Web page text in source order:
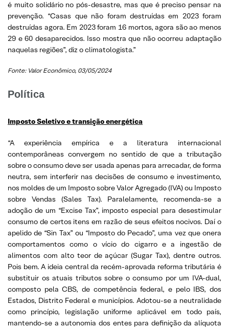
é muito solidário no pós-desastre, mas que é preciso pensar na
prevenção. “Casas que não foram destruídas em 2023 foram
destruídas agora. Em 2023 foram 16 mortos, agora são ao menos
29 e 60 desaparecidos. Isso mostra que não ocorreu adaptação
naquelas regiões”, diz o climatologista.”
Fonte: Valor Econômico, 03/05/2024
Política
Imposto Seletivo e transição energética
“A experiência empírica e a literatura internacional
contemporâneas convergem no sentido de que a tributação
sobre o consumo deve ser usada apenas para arrecadar, de forma
neutra, sem interferir nas decisões de consumo e investimento,
nos moldes de um Imposto sobre Valor Agregado (IVA) ou Imposto
sobre Vendas (Sales Tax). Paralelamente, recomenda-se a
adoção de um “Excise Tax”, imposto especial para desestimular
consumo de certos itens em razão de seus efeitos nocivos. Daí o
apelido de “Sin Tax” ou “Imposto do Pecado”, uma vez que onera
comportamentos como o vício do cigarro e a ingestão de
alimentos com alto teor de açúcar (Sugar Tax), dentre outros.
Pois bem. A ideia central da recém-aprovada reforma tributária é
substituir os atuais tributos sobre o consumo por um IVA-dual,
composto pela CBS, de competência federal, e pelo IBS, dos
Estados, Distrito Federal e municípios. Adotou-se a neutralidade
como princípio, legislação uniforme aplicável em todo país,
mantendo-se a autonomia dos entes para definição da alíquota